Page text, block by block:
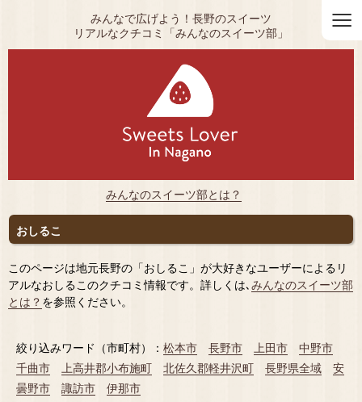
≡
みんなで広げよう！長野のスイーツ
リアルなクチコミ「みんなのスイーツ部」
みんなのスイーツ部とは？
おしるこ
このページは地元長野の「おしるこ」が大好きなユーザーによるリ
アルなおしるこのクチコミ情報です。詳しくは､ みんなのスイーツ部
とは？ を参照ください。
絞り込みワード（市町村）： 松本市 長野市 上田市
中野市
千曲市
上高井郡小布施町 北佐久郡軽井沢町 長野県全域
安
曇野市
諏訪市 伊那市